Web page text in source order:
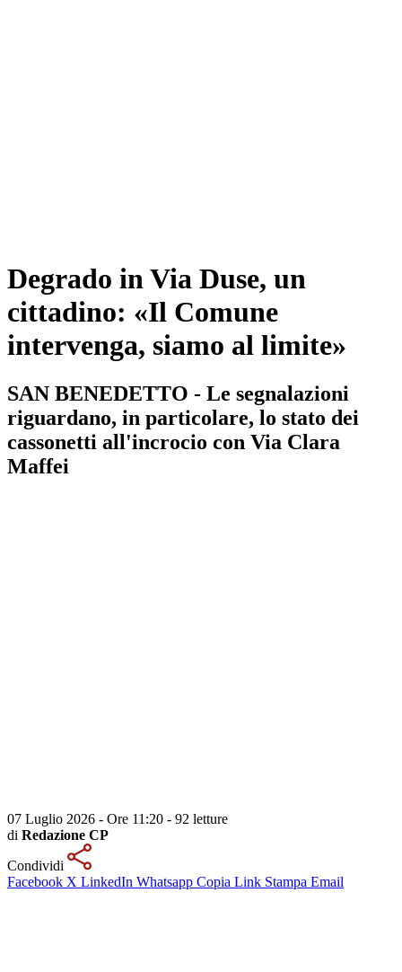
Degrado in Via Duse, un
cittadino: «Il Comune
intervenga, siamo al limite»
SAN BENEDETTO - Le segnalazioni
riguardano, in particolare, lo stato dei
cassonetti all'incrocio con Via Clara
Maffei
07 Luglio 2026 - Ore 11:20 - 92 letture
di Redazione CP
Condividi
Facebook X LinkedIn Whatsapp Copia Link Stampa Email